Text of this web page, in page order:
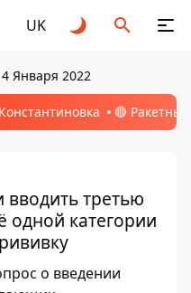
UK
Января 2022
🔴
третью
одной категории
о введении